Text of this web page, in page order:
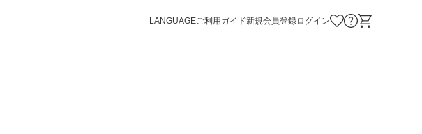
LANGUAGEご利用ガイド新規会員登録ログイン お気に入り商品
お問い合わせ